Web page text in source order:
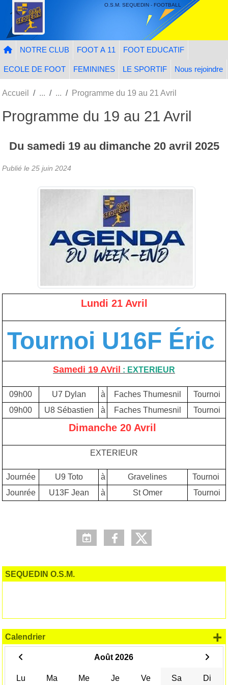
O.S.M. SEQUEDIN - FOOTBALL
NOTRE CLUB FOOT A 11 FOOT EDUCATIF
ECOLE DE FOOT FEMININES LE SPORTIF Nous rejoindre
Accueil Programme du 19 au 21 Avril
Programme du 19 au 21 Avril
Du samedi 19au dimanche 20 avril 2025
Publié le 25 juin 2024
Lundi 21 Avril
Tournoi U16F Éric
Samedi 19 AVril : EXTERIEUR
09h00 U7 Dylan à Faches Thumesnil
Tournoi
09h00
U8 Sébastien à Faches Thumesnil Tournoi
Dimanche 20 Avril
EXTERIEUR
Journée U9 Toto à Gravelines
Tournoi
Jounrée
U13F Jean à St Omer Tournoi
SEQUEDIN O.S.M.
Calendrier
Août 2026
Lu Ma Me Je Ve Sa Di
+
Panneau de gestion des cookies